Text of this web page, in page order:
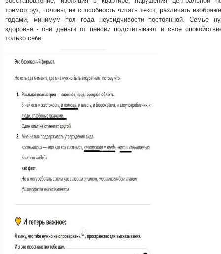
тремор рук, головы, не способность читать текст, различать
годами, минимум пол года неусидчивости постоянной. Семье
здоровье - они деньги от пенсии подсчитывают и свое
только себе.